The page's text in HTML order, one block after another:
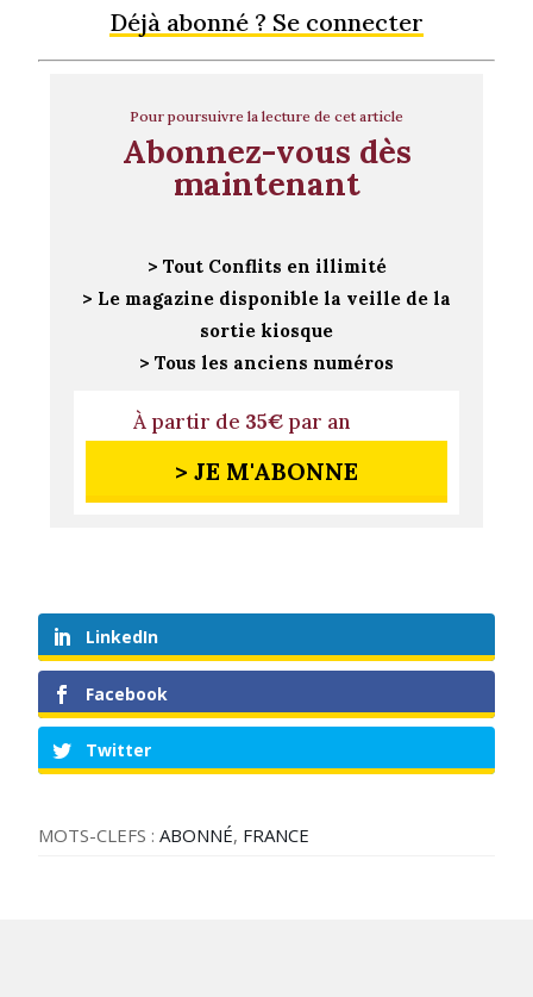
Déjà abonné ? Se connecter
Pour poursuivre la lecture de cet article
Abonnez-vous dès
maintenant
> Tout Conflits en illimité
> Le magazine disponible la veille de la
sortie kiosque
> Tous les anciens numéros
À partir de 35€par an
> JE M'ABONNE
LinkedIn
Facebook
Twitter
MOTS-CLEFS :ABONNÉ, FRANCE